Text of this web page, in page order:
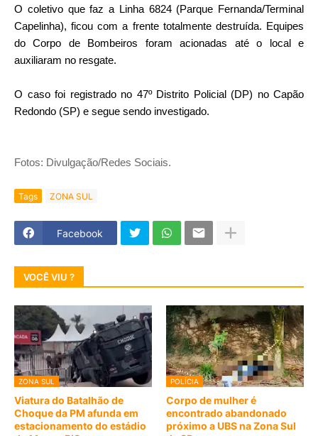
O coletivo que faz a Linha 6824 (Parque Fernanda/Terminal
Capelinha), ficou com a frente totalmente destruída. Equipes
do Corpo de Bombeiros foram acionadas até o local e
auxiliaram no resgate.
O caso foi registrado no 47º Distrito Policial (DP) no Capão
Redondo (SP) e segue sendo investigado.
Fotos: Divulgação/Redes Sociais.
Tags ZONA SUL
Facebook
VOCÊ VIU ?
ZONA SUL
Viatura do Batalhão de
Choque da PM afunda em
estacionamento do estádio
POLÍCIA
Corpo de mulher é
encontrado abandonado
próximo a UBS na Zona Sul